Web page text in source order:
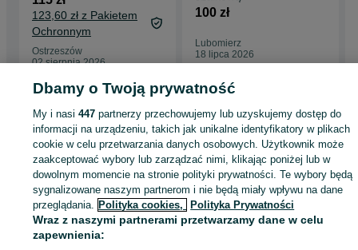
123,60 zł z Pakietem
Ochronnym
Ostrzeszów
02 sierpnia 2026
100 zł
Lubomierz
18 lipca 2026
Strona główna Antyki i Kolekcje Antyki Zabytki techniki Stare wagi
Stare
wagi - Małopolskie
Stare wagi - Chrzanów
KATEGORIA
1076792930 Wyświetlenia:
Dbamy o Twoją prywatność
My i nasi447 partnerzy przechowujemy lub uzyskujemy dostęp do
informacji na urządzeniu, takich jak unikalne identyfikatory w plikach
cookie w celu przetwarzania danych osobowych. Użytkownik może
zaakceptować wybory lub zarządzać nimi, klikając poniżej lub w
dowolnym momencie na stronie polityki prywatności. Te wybory będą
sygnalizowane naszym partnerom i nie będą miały wpływu na dane
przeglądania. Polityka cookies, Polityka Prywatności
Wraz z naszymi partnerami przetwarzamy dane w celu
zapewnienia: